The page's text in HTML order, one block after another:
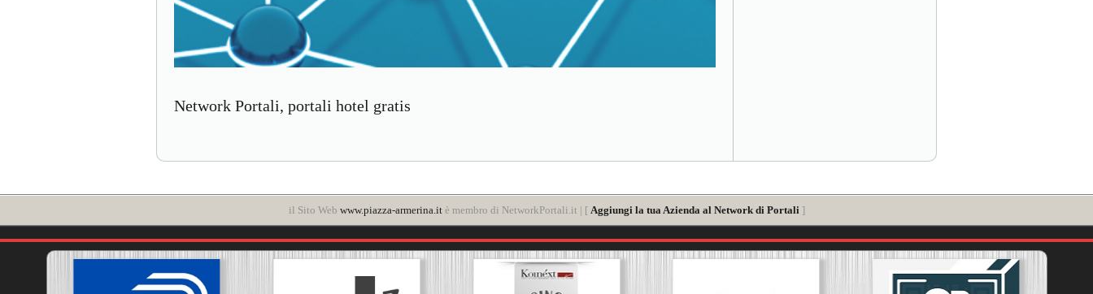
Network Portali, portali hotel gratis
il Sito Web www.piazza-armerina.itè membro di NetworkPortali.it | [ Aggiungi la tua Azienda al Network di Portali ]